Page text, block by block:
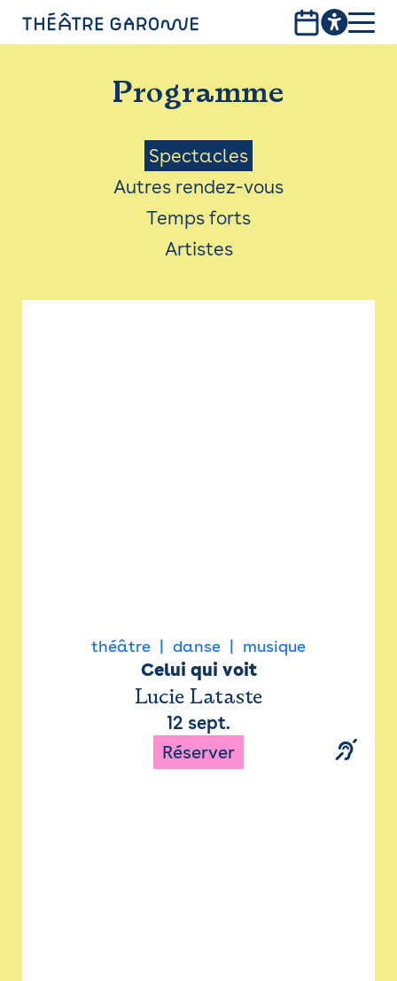
PROGRAMME
INFOS PRATIQUES
AVEC LES PUBLICS
ACCESSIBILITÉ
LES PRODUCTIONS
Programme
Menu
Saison
Spectacles
Autres rendez-vous
Temps forts
Artistes
théâtre danse musique
Celui qui voit
Lucie Lataste
12 sept.
Réserver